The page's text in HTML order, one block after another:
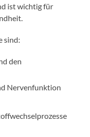
ist wichtig für
sind:
den
Nervenfunktion